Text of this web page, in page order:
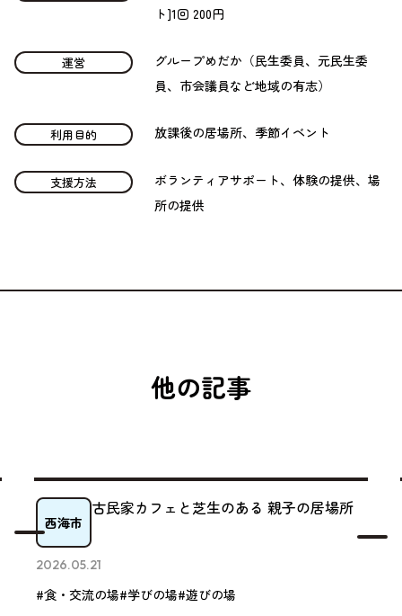
ト]1回 200円
運営
グループめだか（民生委員、元民生委
員、市会議員など地域の有志）
利用目的 放課後の居場所、季節イベント
支援方法
ボランティアサポート、体験の提供、場
所の提供
他の記事
西海市
古民家カフェと芝生のある 親子の居場所
2026.05.21
#食・交流の場#学びの場#遊びの場